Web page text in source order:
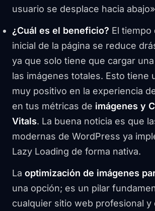
usuario se desplace hacia
¿Cuál es el beneficio? El tiempo
inicial de la página se reduce
ya que solo tiene que cargar
las imágenes totales. Esto tiene
muy positivo en la experiencia
en tus métricas de imágenes y
Vitals. La buena noticia es que
modernas de WordPress ya
Lazy Loading de forma nativa.
La optimización de imágenes
una opción; es un pilar
cualquier sitio web profesional y